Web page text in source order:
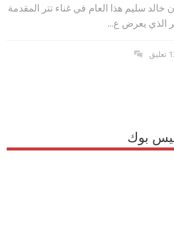
خالد سليم هذا العام في غناء تتر المقدمة
الذي يعرض ع...
بوك